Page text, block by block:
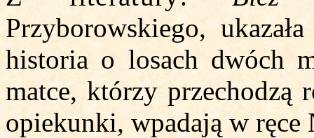
Przyborowskiego,
historia o losach dwóch
matce, którzy przechodzą
opiekunki, wpadają w